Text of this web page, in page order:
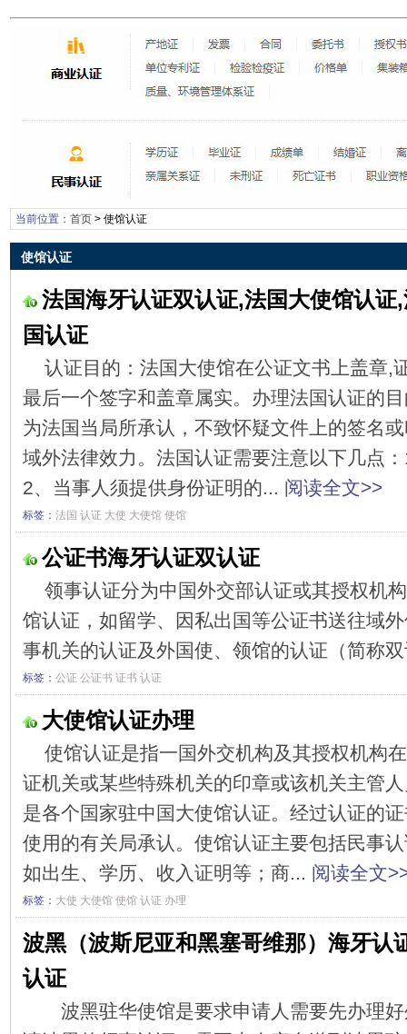
当前位置： 首页> 使馆认证
使馆认证
法国海牙认证双认证,法国大使馆认证
国认证
认证目的：法国大使馆在公证文书上盖章,
最后一个签字和盖章属实。办理法国认证的
为法国当局所承认，不致怀疑文件上的签名
域外法律效力。法国认证需要注意以下几点
2、当事人须提供身份证明的... 阅读全文>>
标签： 法国 认证 大使 大使馆 使馆
公证书海牙认证双认证
领事认证分为中国外交部认证或其授权机
馆认证，如留学、因私出国等公证书送往域
事机关的认证及外国使、领馆的认证（简称
标签： 公证 公证书 证书 认证
大使馆认证办理
使馆认证是指一国外交机构及其授权机构
证机关或某些特殊机关的印章或该机关主管
是各个国家驻中国大使馆认证。经过认证的
使用的有关局承认。使馆认证主要包括民事
如出生、学历、收入证明等；商... 阅读全文
标签： 大使 大使馆 使馆 认证 办理
波黑（波斯尼亚和黑塞哥维那）海牙认
认证
波黑驻华使馆是要求申请人需要先办理